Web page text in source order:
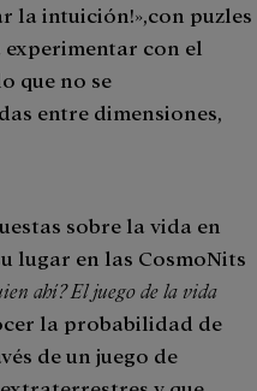
la intuición!»,con puzles
experimentar con el
que no se
entre dimensiones,
sobre la vida en
lugar en las CosmoNits
ahí? El juego de la vida
la probabilidad de
de un juego de